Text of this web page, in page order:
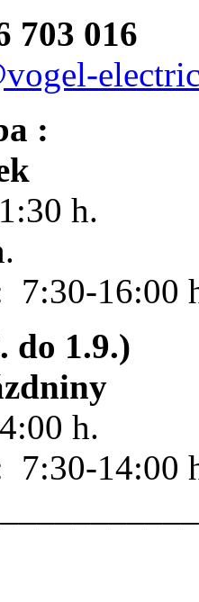
703 016
:
h.
7:30-16:00
do 1.9.)
h.
7:30-14:00